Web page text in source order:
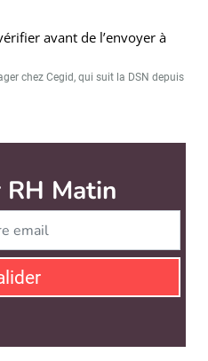
avant de l’envoyer à
chez Cegid, qui suit la DSN depuis
RH Matin